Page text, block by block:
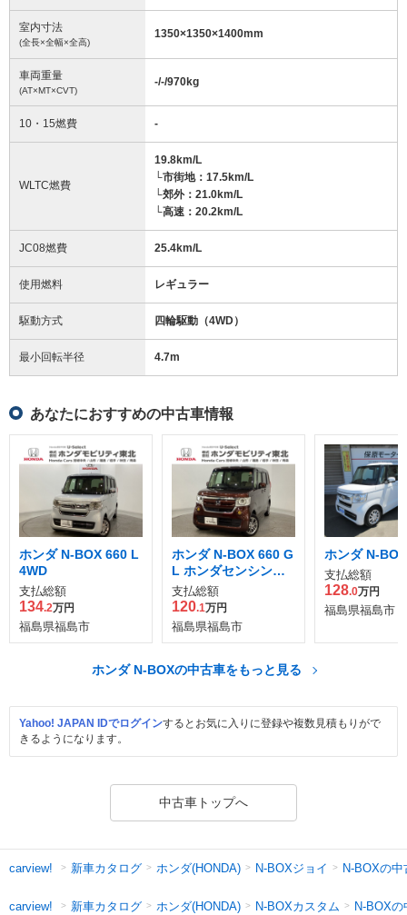
室内寸法
(全長×全幅×全高)
1350×1350×1400mm
車両重量
(AT×MT×CVT)
-/-/970kg
10・15燃費 -
WLTC燃費
19.8km/L
└市街地：17.5km/L
└郊外：21.0km/L
└高速：20.2km/L
JC08燃費 25.4km/L
使用燃料 レギュラー
駆動方式 四輪駆動（4WD）
最小回転半径 4.7m
あなたにおすすめの中古車情報
ホンダ N-BOX 660 L
4WD
支払総額
134.2万円
福島県福島市
ホンダ N-BOX 660 G
L ホンダセンシング
4WD
支払総額
120.1万円
福島県福島市
ホンダ N-
支払総額
128.0万円
福島県福島市
ホンダ N-BOXの中古車をもっと見る
Yahoo! JAPAN IDでログインするとお気に入りに登録や複数見積もりがで
きるようになります。
中古車トップへ
carview! 新車カタログ ホンダ(HONDA) N-BOXジョイ N-BOXの中
carview! 新車カタログ ホンダ(HONDA) N-BOXカスタム N-BOXの